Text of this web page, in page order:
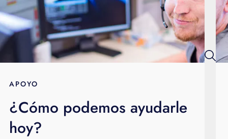
Energía
Televisión
BLOG
APOYO
APOYO
¿Cómo podemos ayudarle
hoy?